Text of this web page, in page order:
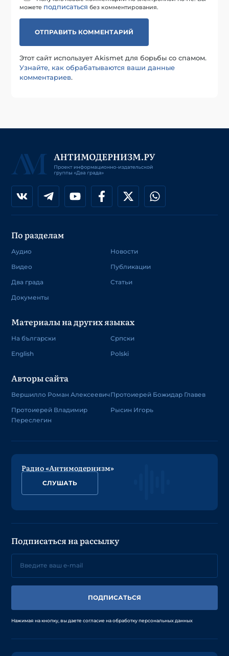
можете подписаться без комментирования.
Этот сайт использует Akismet для борьбы со спамом.
Узнайте, как обрабатываются ваши данные
комментариев.
По разделам
Аудио
Видео
Два града
Документы
Новости
Публикации
Статьи
Материалы на других языках
На български
English
Српски
Polski
Авторы сайта
Вершилло Роман Алексеевич
Протоиерей Владимир
Переслегин
Протоиерей Божидар Главев
Рысин Игорь
Радио «Антимодернизм»
СЛУШАТЬ
Подписаться на рассылку
ПОДПИСАТЬСЯ
Нажимая на кнопку, вы даете согласие на обработку персональных данных